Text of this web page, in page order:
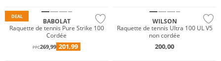
DEAL
BABOLAT
Raquette de tennis Pure Strike 100
Cordée
PPC269,99 201,99
WILSON
Raquette de tennis Ultra 100 UL V5
non cordée
200,00